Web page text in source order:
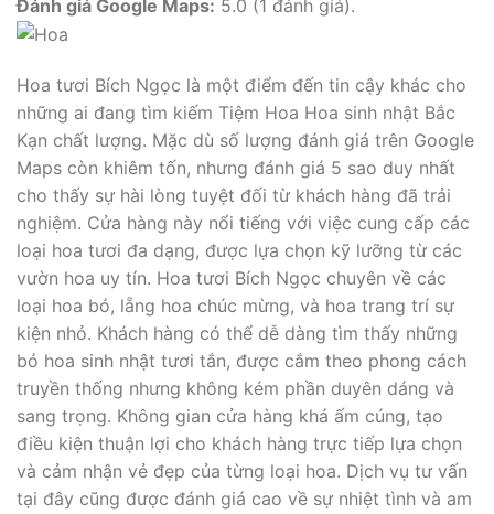
Đánh giá Google Maps: 5.0 (1 đánh giá).
Hoa tươi Bích Ngọc là một điểm đến tin cậy khác cho
những ai đang tìm kiếm Tiệm Hoa Hoa sinh nhật Bắc
Kạn chất lượng. Mặc dù số lượng đánh giá trên Google
Maps còn khiêm tốn, nhưng đánh giá 5 sao duy nhất
cho thấy sự hài lòng tuyệt đối từ khách hàng đã trải
nghiệm. Cửa hàng này nổi tiếng với việc cung cấp các
loại hoa tươi đa dạng, được lựa chọn kỹ lưỡng từ các
vườn hoa uy tín. Hoa tươi Bích Ngọc chuyên về các
loại hoa bó, lẵng hoa chúc mừng, và hoa trang trí sự
kiện nhỏ. Khách hàng có thể dễ dàng tìm thấy những
bó hoa sinh nhật tươi tắn, được cắm theo phong cách
truyền thống nhưng không kém phần duyên dáng và
sang trọng. Không gian cửa hàng khá ấm cúng, tạo
điều kiện thuận lợi cho khách hàng trực tiếp lựa chọn
và cảm nhận vẻ đẹp của từng loại hoa. Dịch vụ tư vấn
tại đây cũng được đánh giá cao về sự nhiệt tình và am